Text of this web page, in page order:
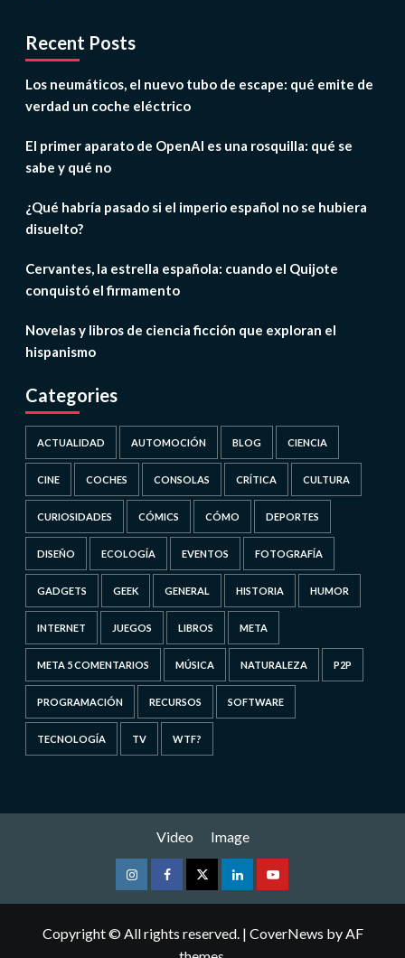
Recent Posts
Los neumáticos, el nuevo tubo de escape: qué emite de
verdad un coche eléctrico
El primer aparato de OpenAI es una rosquilla: qué se
sabe y qué no
¿Qué habría pasado si el imperio español no se hubiera
disuelto?
Cervantes, la estrella española: cuando el Quijote
conquistó el firmamento
Novelas y libros de ciencia ficción que exploran el
hispanismo
Categories
ACTUALIDAD AUTOMOCIÓN BLOG CIENCIA
CINE COCHES CONSOLAS CRÍTICA CULTURA
CURIOSIDADES CÓMICS CÓMO DEPORTES
DISEÑO ECOLOGÍA EVENTOS FOTOGRAFÍA
GADGETS GEEK GENERAL HISTORIA HUMOR
INTERNET JUEGOS LIBROS META
META 5 COMENTARIOS MÚSICA NATURALEZA P2P
PROGRAMACIÓN RECURSOS SOFTWARE
TECNOLOGÍA TV WTF?
Video Image
InstagramFacebookTwitterLinkedinYoutube
Copyright © All rights reserved. | CoverNews by AF